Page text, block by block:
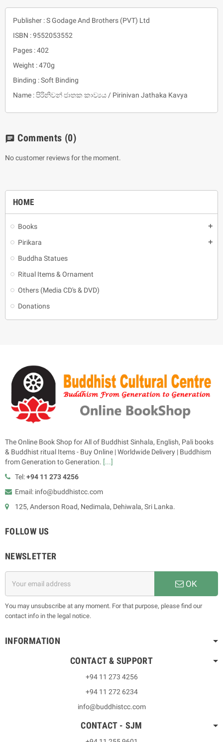
HOME
Books add
Pirikara add
Buddha Statues
Ritual Items & Ornament
Others (Media CD's & DVD)
Donations
Publisher : S Godage And Brothers (PVT) Ltd
ISBN : 9552053552
Pages : 402
Weight : 470g
Binding : Soft Binding
Name : පිරිනිවන් ජාතක කාව්‍යය / Pirinivan Jathaka Kavya
chat Comments (0)
No customer reviews for the moment.
The Online Book Shop for All of Buddhist Sinhala, English, Pali books
& Buddhist ritual Items - Buy Online | Worldwide Delivery | Buddhism
from Generation to Generation. [...]
Tel:+94 11 273 4256
Email: info@buddhistcc.com
125, Anderson Road, Nedimala, Dehiwala, Sri Lanka.
FOLLOW US
NEWSLETTER
OK
You may unsubscribe at any moment. For that purpose, please find our
contact info in the legal notice.
INFORMATION
CONTACT & SUPPORT
+94 11 273 4256
+94 11 272 6234
info@buddhistcc.com
CONTACT - SJM